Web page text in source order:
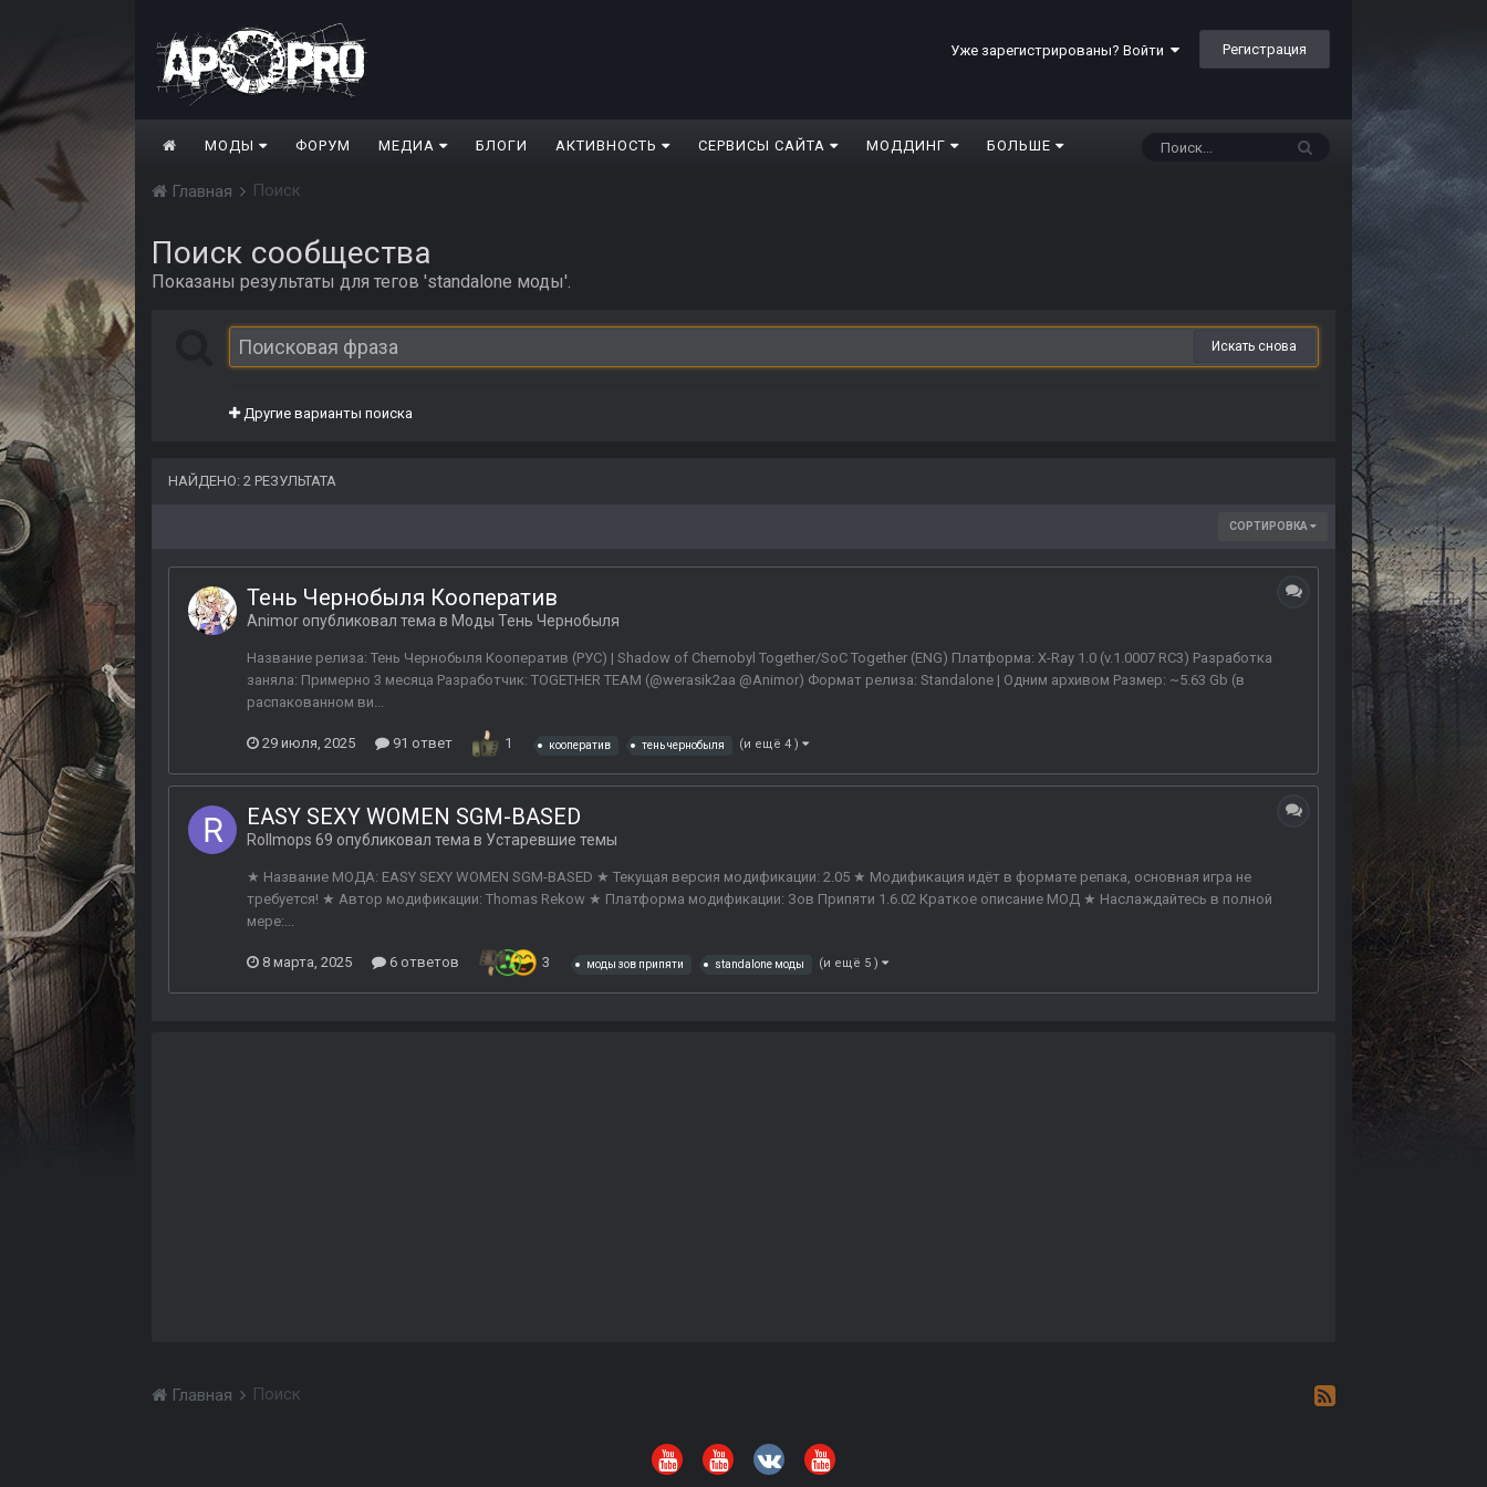
Уже зарегистрированы? Войти Регистрация
МОДЫ ФОРУМ МЕДИА БЛОГИ АКТИВНОСТЬ СЕРВИСЫ САЙТА МОДДИНГ БОЛЬШЕ
Главная Поиск
Поиск сообщества
Показаны результаты для тегов 'standalone моды'.
Искать снова
Другие варианты поиска
НАЙДЕНО: 2 РЕЗУЛЬТАТА
СОРТИРОВКА
Тень Чернобыля Кооператив
Animor опубликовал тема в Моды Тень Чернобыля
Название релиза: Тень Чернобыля Кооператив (РУС) | Shadow of Chernobyl Together/SoC Together (ENG) Платформа: X-Ray 1.0 (v.1.0007 RC3) Разработка
заняла: Примерно 3 месяца Разработчик: TOGETHER TEAM (@werasik2aa @Animor) Формат релиза: Standalone | Одним архивом Размер: ~5.63 Gb (в
распакованном ви...
29 июля, 2025 91 ответ 1 кооператив тень чернобыля (и ещё 4 )
EASY SEXY WOMEN SGM-BASED
Rollmops 69 опубликовал тема в Устаревшие темы
★ Название МОДА: EASY SEXY WOMEN SGM-BASED ★ Текущая версия модификации: 2.05 ★ Модификация идёт в формате репака, основная игра не
требуется! ★ Автор модификации: Thomas Rekow ★ Платформа модификации: Зов Припяти 1.6.02 Краткое описание МОД ★ Наслаждайтесь в полной
мере:...
8 марта, 2025 6 ответов 3 моды зов припяти standalone моды (и ещё 5 )
Главная Поиск